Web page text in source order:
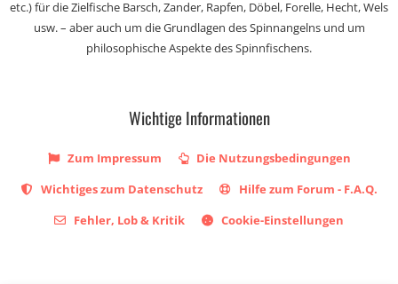
etc.) für die Zielfische Barsch, Zander, Rapfen, Döbel, Forelle, Hecht, Wels
usw. – aber auch um die Grundlagen des Spinnangelns und um
philosophische Aspekte des Spinnfischens.
Wichtige Informationen
Zum Impressum
Die Nutzungsbedingungen
Wichtiges zum Datenschutz
Hilfe zum Forum - F.A.Q.
Fehler, Lob & Kritik
Cookie-Einstellungen